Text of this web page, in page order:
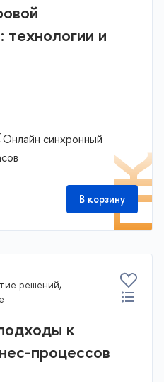
и
Онлайн синхронный
В корзину
решений,
к
процессов